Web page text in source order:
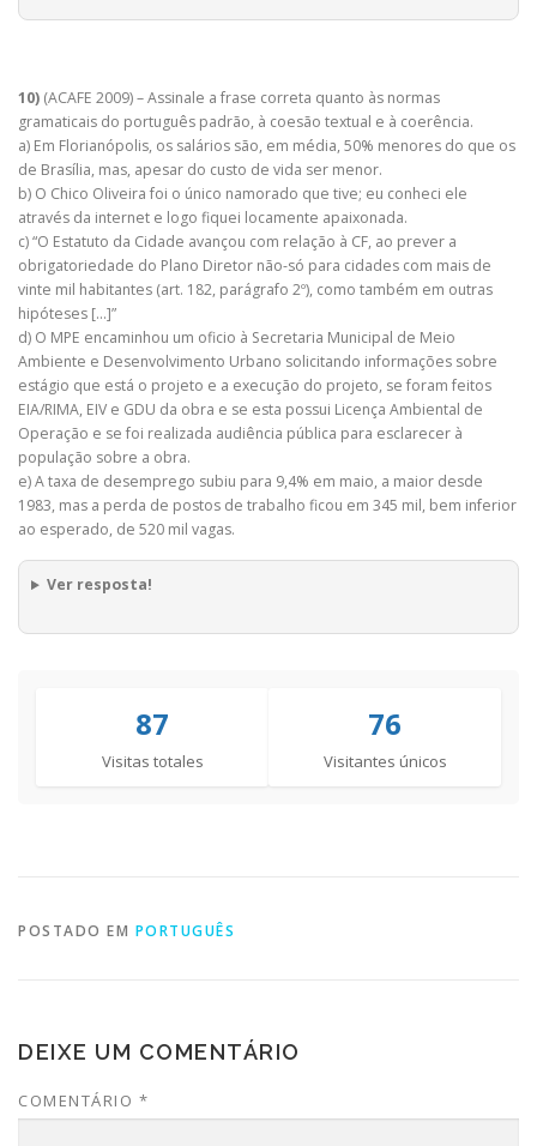
10) (ACAFE 2009) – Assinale a frase correta quanto às normas
gramaticais do português padrão, à coesão textual e à coerência.
a) Em Florianópolis, os salários são, em média, 50% menores do que os
de Brasília, mas, apesar do custo de vida ser menor.
b) O Chico Oliveira foi o único namorado que tive; eu conheci ele
através da internet e logo fiquei locamente apaixonada.
c) “O Estatuto da Cidade avançou com relação à CF, ao prever a
obrigatoriedade do Plano Diretor não-só para cidades com mais de
vinte mil habitantes (art. 182, parágrafo 2º), como também em outras
hipóteses […]”
d) O MPE encaminhou um oficio à Secretaria Municipal de Meio
Ambiente e Desenvolvimento Urbano solicitando informações sobre
estágio que está o projeto e a execução do projeto, se foram feitos
EIA/RIMA, EIV e GDU da obra e se esta possui Licença Ambiental de
Operação e se foi realizada audiência pública para esclarecer à
população sobre a obra.
e) A taxa de desemprego subiu para 9,4% em maio, a maior desde
1983, mas a perda de postos de trabalho ficou em 345 mil, bem inferior
ao esperado, de 520 mil vagas.
Ver resposta!
87
Visitas totales
76
Visitantes únicos
POSTADO EM PORTUGUÊS
DEIXE UM COMENTÁRIO
COMENTÁRIO *